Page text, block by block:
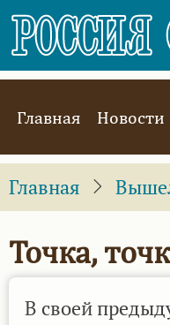
Перейти
основному
Main
navigation
Главная Новости
Главная
Точка,
В своей